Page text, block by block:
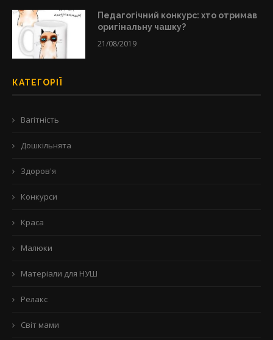
Педагогічний конкурс: хто отримав
оригінальну чашку?
21/08/2019
КАТЕГОРІЇ
Вагітність
Дошкільнята
Здоров'я
Конкурси
Краса
Малюки
Матеріали для НУШ
Релакс
Світ мами